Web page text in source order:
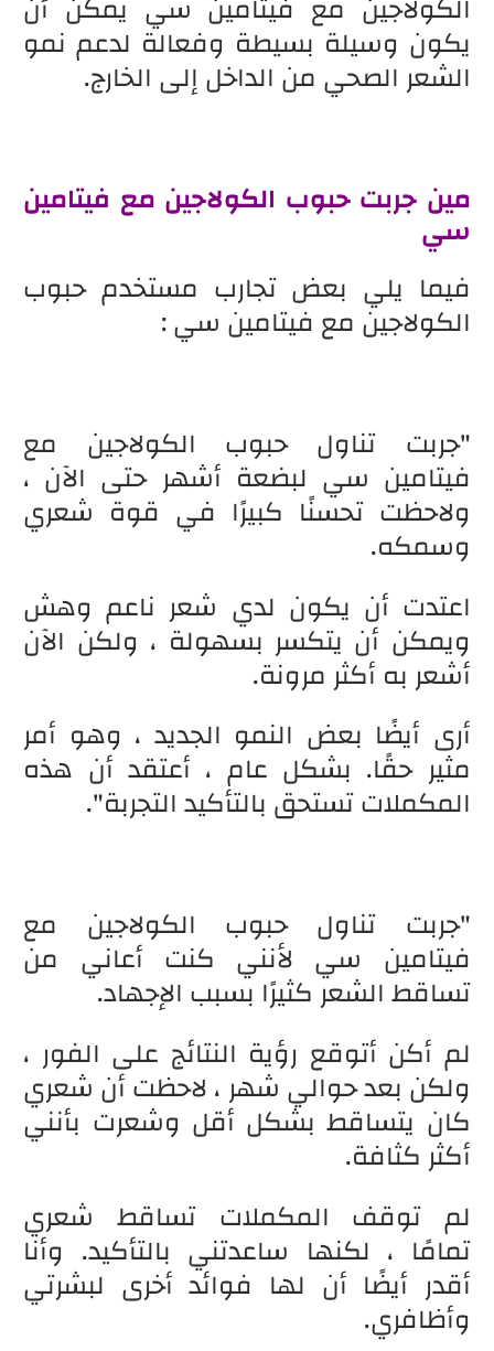
يكون وسيلة بسيطة وفعالة لدعم نمو
الشعر الصحي من الداخل إلى الخارج.
مين جربت حبوب الكولاجين مع فيتامين
سي
فيما يلي بعض تجارب مستخدم حبوب
الكولاجين مع فيتامين سي :
"جربت تناول حبوب الكولاجين مع
فيتامين سي لبضعة أشهر حتى الآن ،
ولاحظت تحسنًا كبيرًا في قوة شعري
وسمكه.
اعتدت أن يكون لدي شعر ناعم وهش
ويمكن أن يتكسر بسهولة ، ولكن الآن
أشعر به أكثر مرونة.
أرى أيضًا بعض النمو الجديد ، وهو أمر
مثير حقًا. بشكل عام ، أعتقد أن هذه
المكملات تستحق بالتأكيد التجربة".
"جربت تناول حبوب الكولاجين مع
فيتامين سي لأنني كنت أعاني من
تساقط الشعر كثيرًا بسبب الإجهاد.
لم أكن أتوقع رؤية النتائج على الفور ،
ولكن بعد حوالي شهر ، لاحظت أن شعري
كان يتساقط بشكل أقل وشعرت بأنني
أكثر كثافة.
لم توقف المكملات تساقط شعري
تمامًا ، لكنها ساعدتني بالتأكيد. وأنا
أقدر أيضًا أن لها فوائد أخرى لبشرتي
وأظافري.